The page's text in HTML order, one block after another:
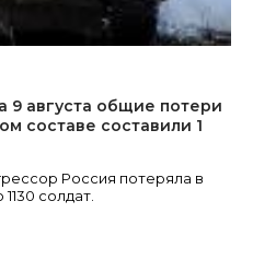
9 августа общие потери
составе составили 1
Россия потеряла в
солдат.